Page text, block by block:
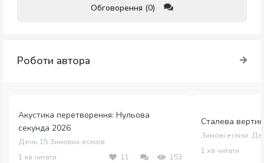
Обговорення (0)
Роботи автора
Акустика перетворення: Нульова
секунда 2026
День 15 Зимових ескізів
1 хв читати
11 153
Сталева
Зимові ескізи.
1 хв читати